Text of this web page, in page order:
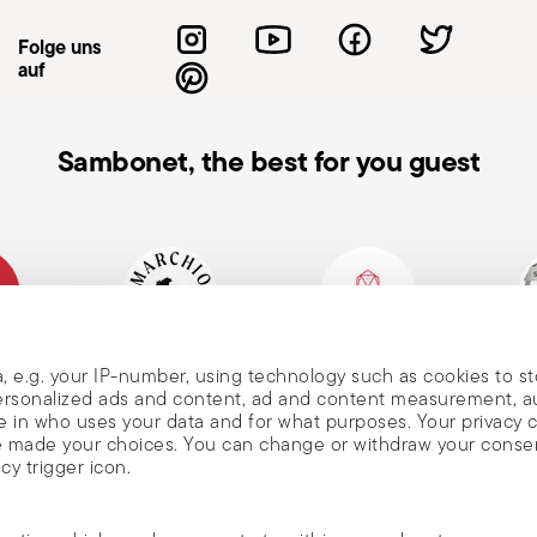
e.g. your IP-number, using technology such as cookies to
ads and content, ad and content measurement,
who uses your data and for what purposes. Your privacy
your choices. You can change or withdraw your
trigger icon.
Holz-, Silikon- oder
Metall vermeiden. Beim Anheben des
und Verbrennungen verursachen
Der Topf sollte immer auf einer
Verwenden Sie beim
verwenden, um die Beschichtung
regelmäßig den Zustand Ihrer Töpfe:
Folge uns
auf
Sambonet, the best for you guest
Traditionsreiche Marke,
gr. 1856
Member of Altagamma
und